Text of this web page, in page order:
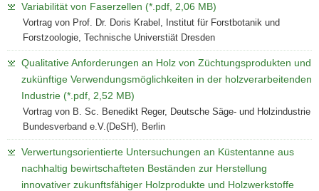
Variabilität von Faserzellen (*.pdf, 2,06 MB)
Vortrag von Prof. Dr. Doris Krabel, Institut für Forstbotanik und
Forstzoologie, Technische Universtiät Dresden
Qualitative Anforderungen an Holz von Züchtungsprodukten und
zukünftige Verwendungsmöglichkeiten in der holzverarbeitenden
Industrie (*.pdf, 2,52 MB)
Vortrag von B. Sc. Benedikt Reger, Deutsche Säge- und Holzindustrie
Bundesverband e.V.(DeSH), Berlin
Verwertungsorientierte Untersuchungen an Küstentanne aus
nachhaltig bewirtschafteten Beständen zur Herstellung
innovativer zukunftsfähiger Holzprodukte und Holzwerkstoffe